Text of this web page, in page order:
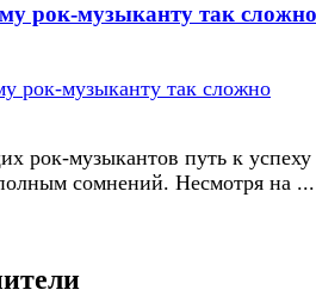
рок-музыканту так сложно
рок-музыкантов путь к успеху
сомнений. Несмотря на ...